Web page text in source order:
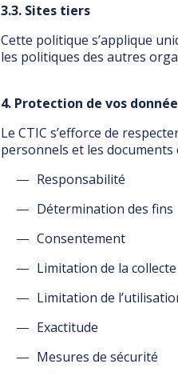
3.3. Sites tiers
Cette politique s’applique
les politiques des autres
4. Protection de vos
Le CTIC s’efforce de
personnels et les documents
Responsabilité
Détermination des fins
Consentement
Limitation de la collecte
Limitation de
Exactitude
Mesures de sécurité